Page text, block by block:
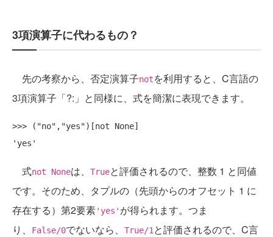
3項演算子に代わるもの？
先の考察から、否定演算子notを利用すると、C言語の
3項演算子「?:」と同様に、式を簡潔に表現できます。
>>> ("no","yes")[not None]
式not Noneは、 Trueと評価されるので、整数 1 と同値
です。そのため、タプルの（先頭からのオフセット 1 に
存在する）第2要素'yes' が得られます。つま
り、
False/0でないなら、 True/1 と評価されるので、C言